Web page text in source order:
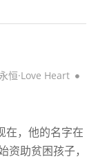
恒·Love Heart
在，他的名字在
助贫困孩子，